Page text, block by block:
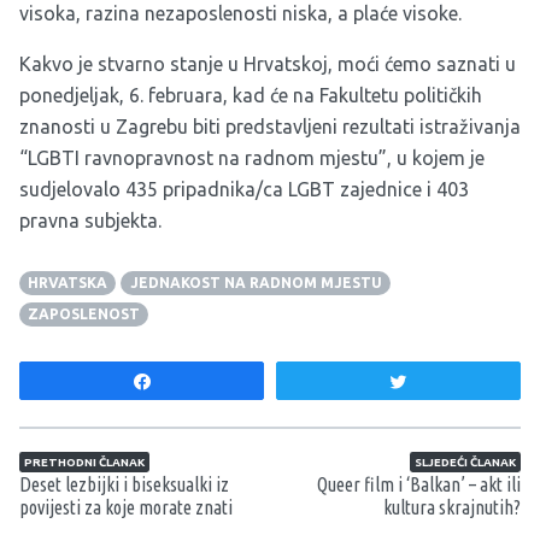
visoka, razina nezaposlenosti niska, a plaće visoke.
Kakvo je stvarno stanje u Hrvatskoj, moći ćemo saznati u
ponedjeljak, 6. februara, kad će na Fakultetu političkih
znanosti u Zagrebu biti predstavljeni rezultati istraživanja
“LGBTI ravnopravnost na radnom mjestu”, u kojem je
sudjelovalo 435 pripadnika/ca LGBT zajednice i 403
pravna subjekta.
HRVATSKA
JEDNAKOST NA RADNOM MJESTU
ZAPOSLENOST
Navigacija članaka
PRETHODNI ČLANAK
Deset lezbijki i biseksualki iz
povijesti za koje morate znati
SLJEDEĆI ČLANAK
Queer film i ‘Balkan’ – akt ili
kultura skrajnutih?